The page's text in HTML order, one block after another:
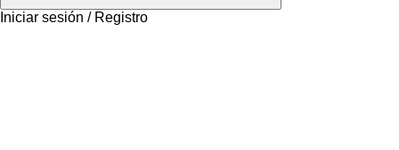
Iniciar sesión / Registro